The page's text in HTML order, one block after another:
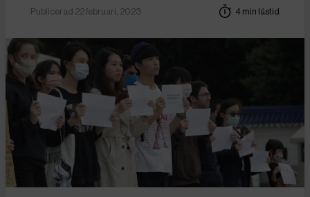
Publicerad 22 februari, 2023 4 min lästid